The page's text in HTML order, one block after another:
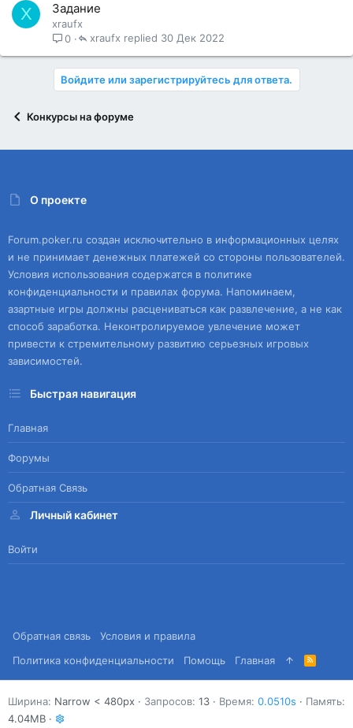
X Задание
xraufx
0
30 Дек 2022
xraufx
Войдите или зарегистрируйтесь для ответа.
Конкурсы на форуме
О проекте
Forum.poker.ru создан исключительно в информационных целях
и не принимает денежных платежей со стороны пользователей.
Условия использования содержатся в политике
конфиденциальности и правилах форума. Напоминаем,
азартные игры должны расцениваться как развлечение, а не как
способ заработка. Неконтролируемое увлечение может
привести к стремительному развитию серьезных игровых
зависимостей.
Быстрая навигация
Главная
Форумы
Обратная Связь
Личный кабинет
Войти
Обратная связь
Условия и правила
Политика конфиденциальности
Помощь Главная
R
S
S
Ширина Запросов 13 Время 0.0510s
Память
4.04MB